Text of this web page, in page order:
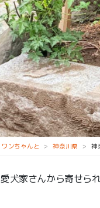
ワンちゃんと 神奈川県 神
愛犬家さんから寄せら